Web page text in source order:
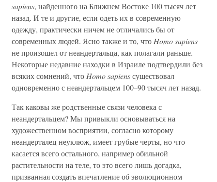
sapiens, найденного на Ближнем Востоке 100 тысяч лет
назад. И те и другие, если одеть их в современную
одежду, практически ничем не отличались бы от
современных людей. Ясно также и то, что Homo sapiens
не произошел от неандертальца, как полагали раньше.
Некоторые недавние находки в Израиле подтвердили без
всяких сомнений, что Homo sapiensсуществовал
одновременно с неандертальцем 100–90 тысяч лет назад.
Так каковы же родственные связи человека с
неандертальцем? Мы привыкли основываться на
художественном восприятии, согласно которому
неандерталец неуклюж, имеет грубые черты, но что
касается всего остального, например обильной
растительности на теле, то это всего лишь догадка,
призванная создать впечатление об эволюционном